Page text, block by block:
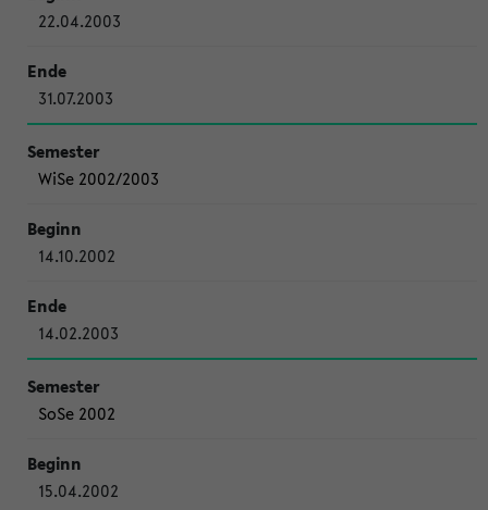
22.04.2003
31.07.2003
WiSe 2002/2003
14.10.2002
14.02.2003
SoSe 2002
15.04.2002